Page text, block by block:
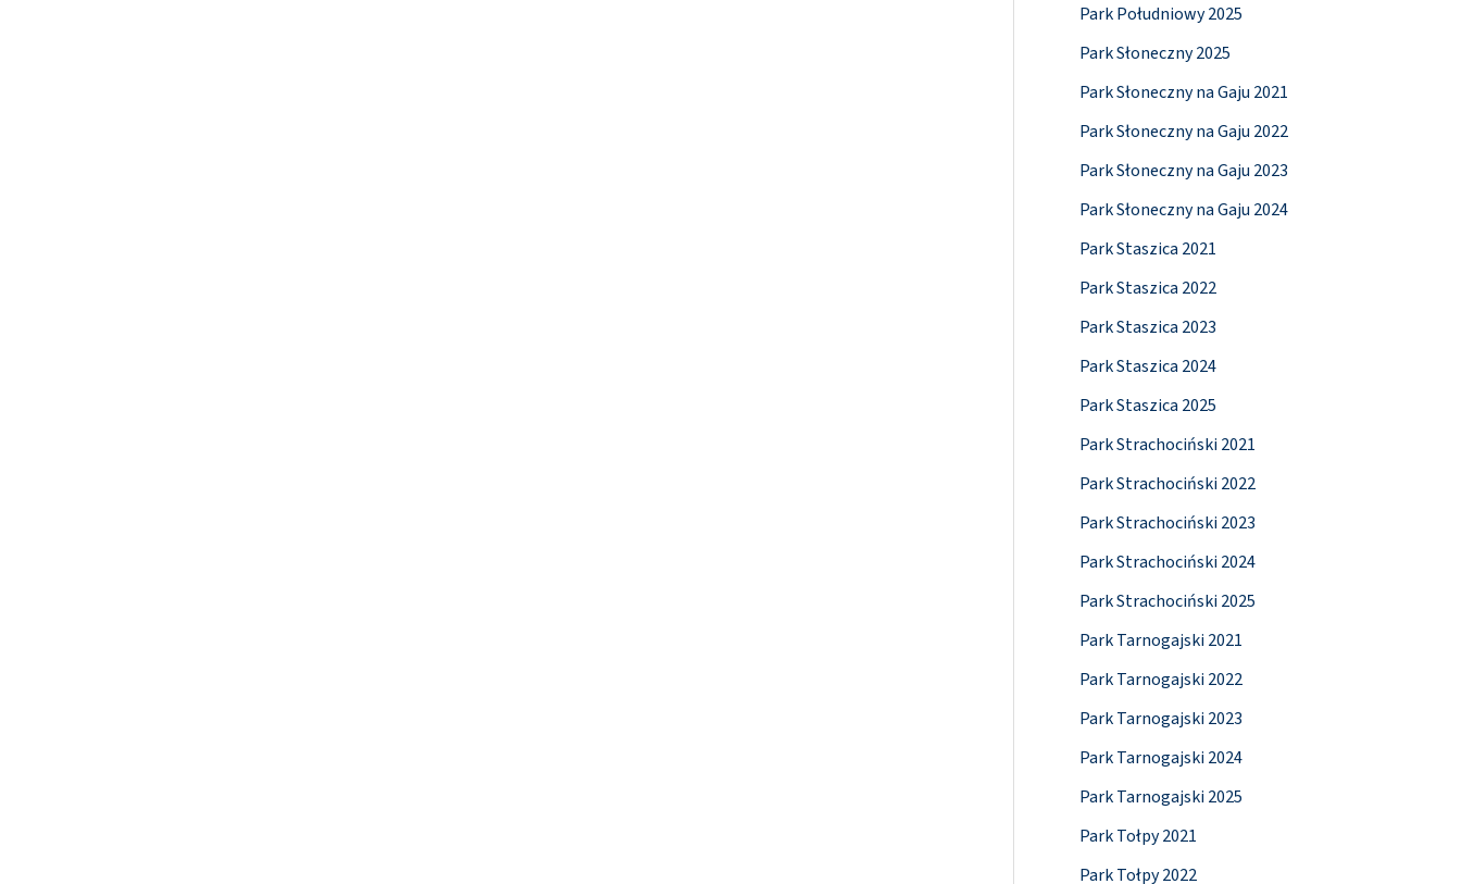
Park Południowy 2025
Park Słoneczny 2025
Park Słoneczny na Gaju 2021
Park Słoneczny na Gaju 2022
Park Słoneczny na Gaju 2023
Park Słoneczny na Gaju 2024
Park Staszica 2021
Park Staszica 2022
Park Staszica 2023
Park Staszica 2024
Park Staszica 2025
Park Strachociński 2021
Park Strachociński 2022
Park Strachociński 2023
Park Strachociński 2024
Park Strachociński 2025
Park Tarnogajski 2021
Park Tarnogajski 2022
Park Tarnogajski 2023
Park Tarnogajski 2024
Park Tarnogajski 2025
Park Tołpy 2021
Park Tołpy 2022